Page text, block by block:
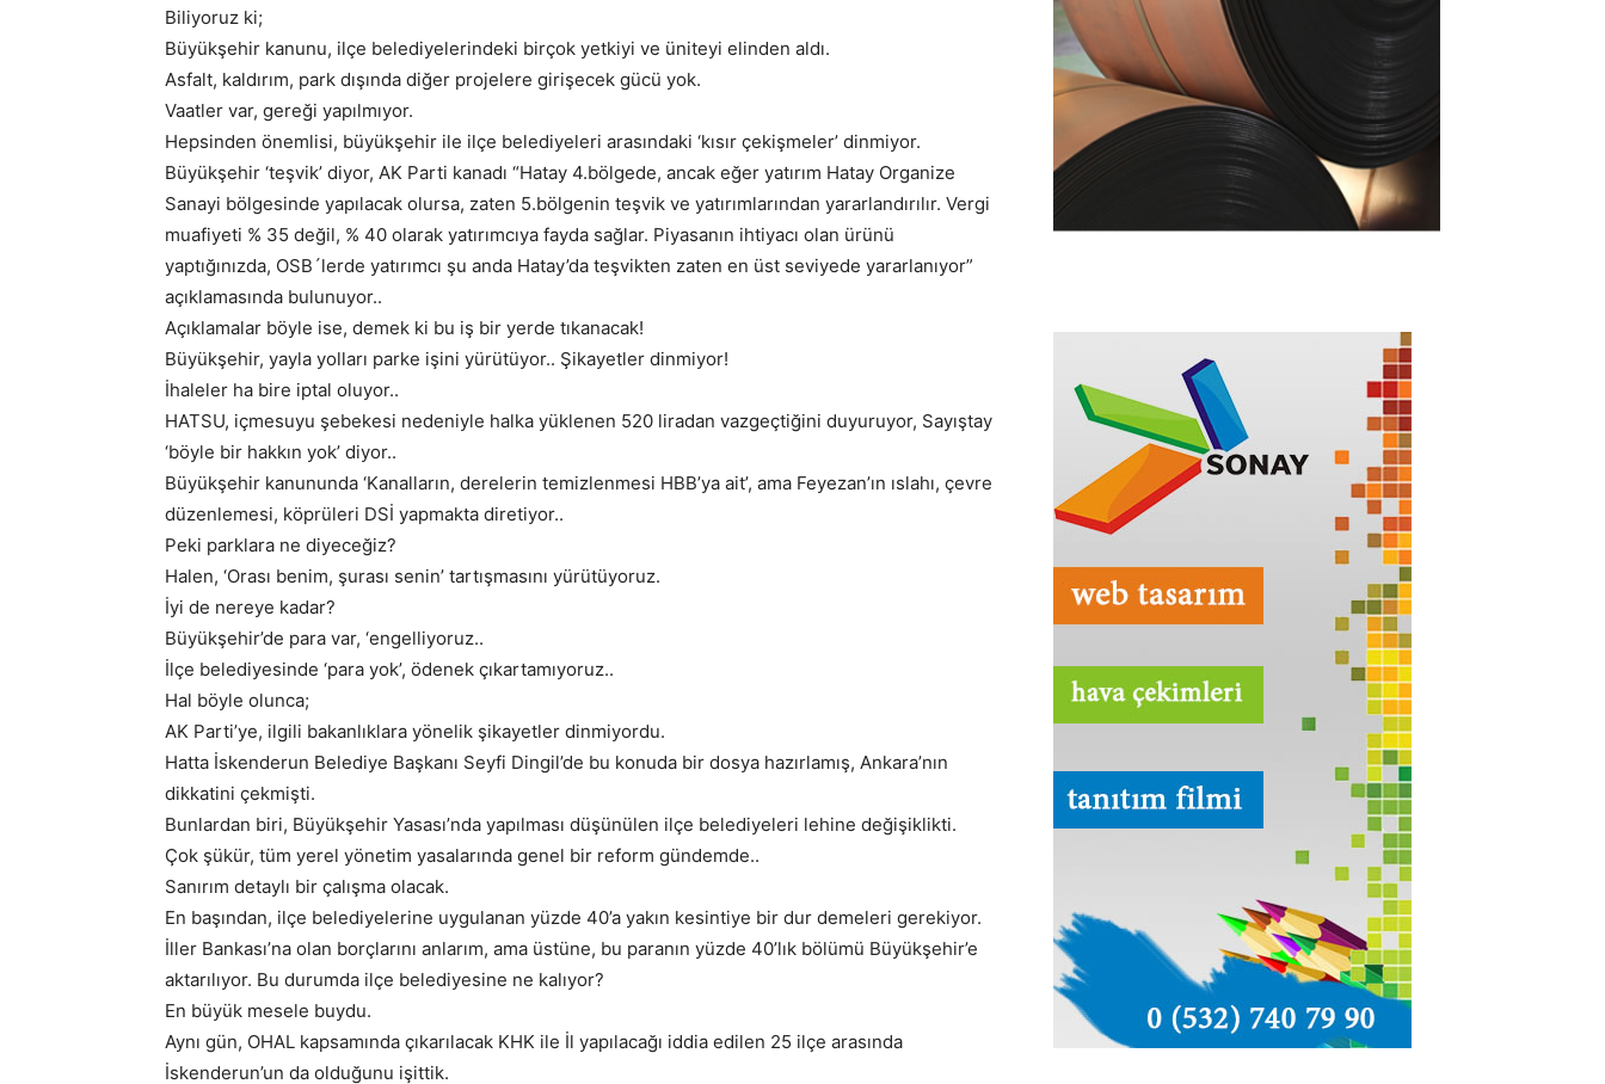
Biliyoruz ki;
Büyükşehir kanunu, ilçe belediyelerindeki birçok yetkiyi ve üniteyi elinden aldı.
Asfalt, kaldırım, park dışında diğer projelere girişecek gücü yok.
Vaatler var, gereği yapılmıyor.
Hepsinden önemlisi, büyükşehir ile ilçe belediyeleri arasındaki ‘kısır çekişmeler’ dinmiyor.
Büyükşehir ‘teşvik’ diyor, AK Parti kanadı “Hatay 4.bölgede, ancak eğer yatırım Hatay Organize
Sanayi bölgesinde yapılacak olursa, zaten 5.bölgenin teşvik ve yatırımlarından yararlandırılır. Vergi
muafiyeti % 35 değil, % 40 olarak yatırımcıya fayda sağlar. Piyasanın ihtiyacı olan ürünü
yaptığınızda, OSB´lerde yatırımcı şu anda Hatay’da teşvikten zaten en üst seviyede yararlanıyor”
açıklamasında bulunuyor..
Açıklamalar böyle ise, demek ki bu iş bir yerde tıkanacak!
Büyükşehir, yayla yolları parke işini yürütüyor.. Şikayetler dinmiyor!
İhaleler ha bire iptal oluyor..
HATSU, içmesuyu şebekesi nedeniyle halka yüklenen 520 liradan vazgeçtiğini duyuruyor, Sayıştay
‘böyle bir hakkın yok’ diyor..
Büyükşehir kanununda ‘Kanalların, derelerin temizlenmesi HBB’ya ait’, ama Feyezan’ın ıslahı, çevre
düzenlemesi, köprüleri DSİ yapmakta diretiyor..
Peki parklara ne diyeceğiz?
Halen, ‘Orası benim, şurası senin’ tartışmasını yürütüyoruz.
İyi de nereye kadar?
Büyükşehir’de para var, ‘engelliyoruz..
İlçe belediyesinde ‘para yok’, ödenek çıkartamıyoruz..
Hal böyle olunca;
AK Parti’ye, ilgili bakanlıklara yönelik şikayetler dinmiyordu.
Hatta İskenderun Belediye Başkanı Seyfi Dingil’de bu konuda bir dosya hazırlamış, Ankara’nın
dikkatini çekmişti.
Bunlardan biri, Büyükşehir Yasası’nda yapılması düşünülen ilçe belediyeleri lehine değişiklikti.
Çok şükür, tüm yerel yönetim yasalarında genel bir reform gündemde..
Sanırım detaylı bir çalışma olacak.
En başından, ilçe belediyelerine uygulanan yüzde 40’a yakın kesintiye bir dur demeleri gerekiyor.
İller Bankası’na olan borçlarını anlarım, ama üstüne, bu paranın yüzde 40’lık bölümü Büyükşehir’e
aktarılıyor. Bu durumda ilçe belediyesine ne kalıyor?
En büyük mesele buydu.
Aynı gün, OHAL kapsamında çıkarılacak KHK ile İl yapılacağı iddia edilen 25 ilçe arasında
İskenderun’un da olduğunu işittik.